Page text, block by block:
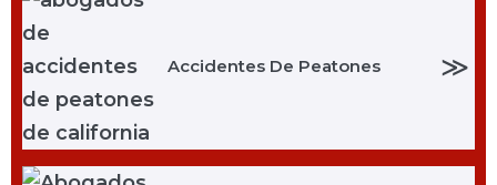
Accidentes De Peatones ≫